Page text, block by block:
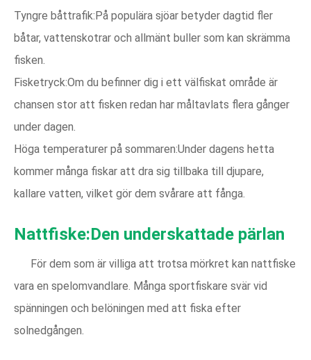
Tyngre båttrafik:På populära sjöar betyder dagtid fler
båtar, vattenskotrar och allmänt buller som kan skrämma
fisken.
Fisketryck:Om du befinner dig i ett välfiskat område är
chansen stor att fisken redan har måltavlats flera gånger
under dagen.
Höga temperaturer på sommaren:Under dagens hetta
kommer många fiskar att dra sig tillbaka till djupare,
kallare vatten, vilket gör dem svårare att fånga.
Nattfiske:Den underskattade pärlan
För dem som är villiga att trotsa mörkret kan nattfiske
vara en spelomvandlare. Många sportfiskare svär vid
spänningen och belöningen med att fiska efter
solnedgången.